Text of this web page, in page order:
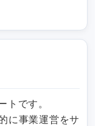
トです。
に事業運営をサ